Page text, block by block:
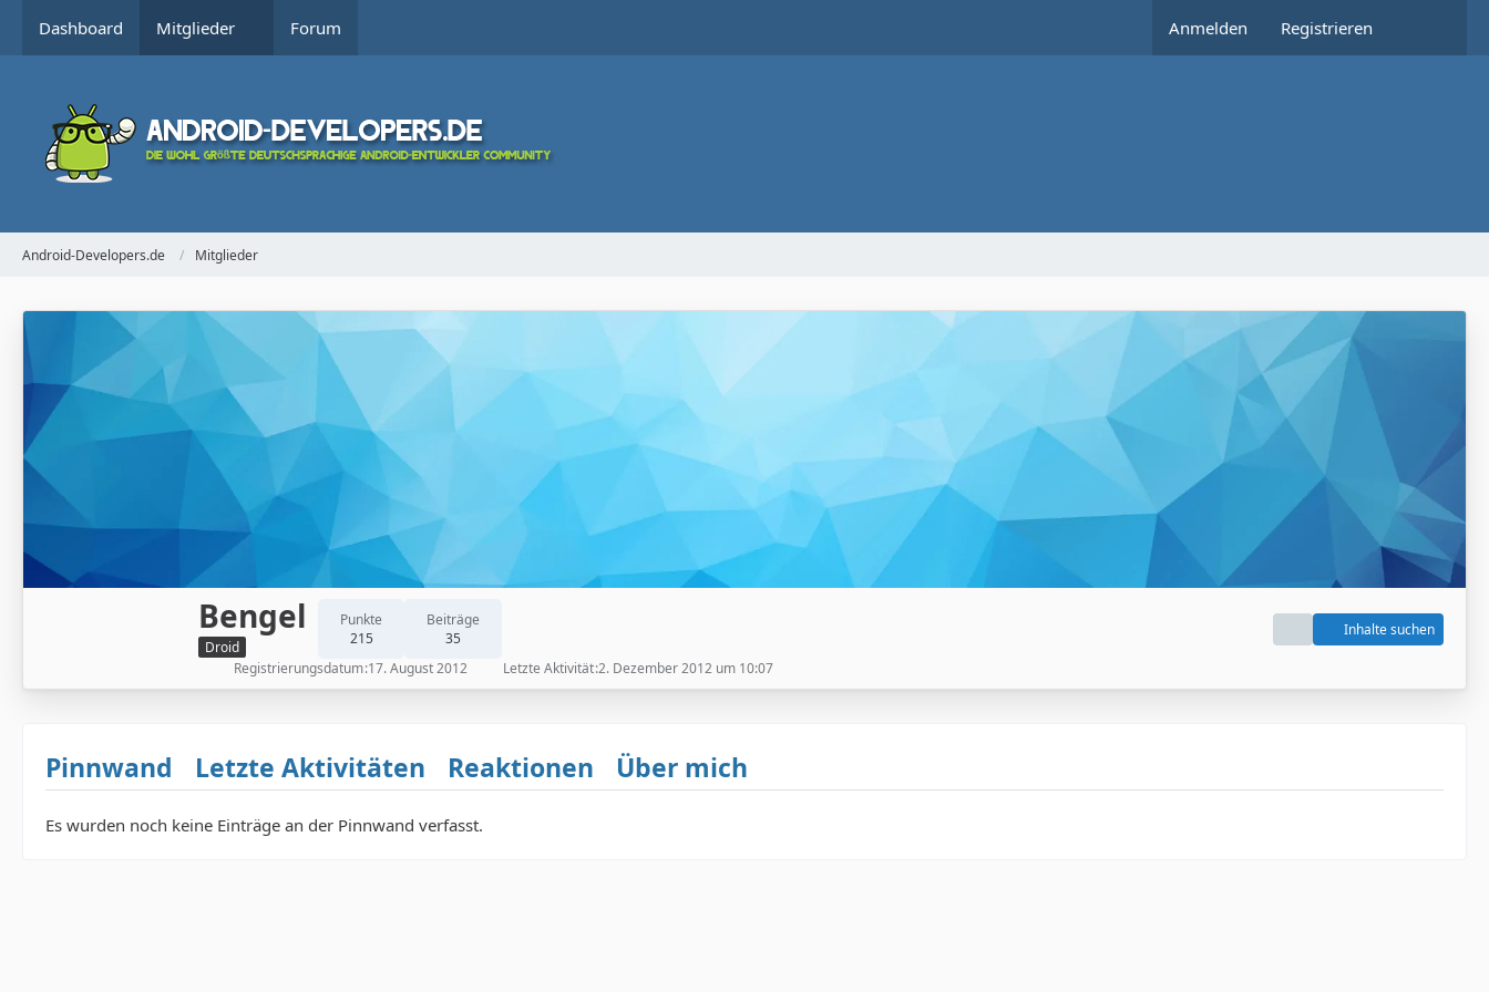
Dashboard Mitglieder Forum Anmelden Registrieren
Android-Developers.de Mitglieder
Bengel
Droid
Punkte
215
Beiträge
35
Inhalte suchen
Registrierungsdatum 17. August 2012 Letzte Aktivität 2. Dezember 2012 um 10:07
Pinnwand Letzte Aktivitäten Reaktionen Über mich
Es wurden noch keine Einträge an der Pinnwand verfasst.